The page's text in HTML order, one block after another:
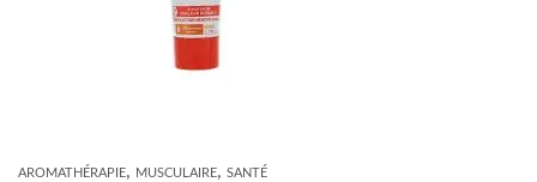
AROMATHÉRAPIE, MUSCULAIRE, SANTÉ